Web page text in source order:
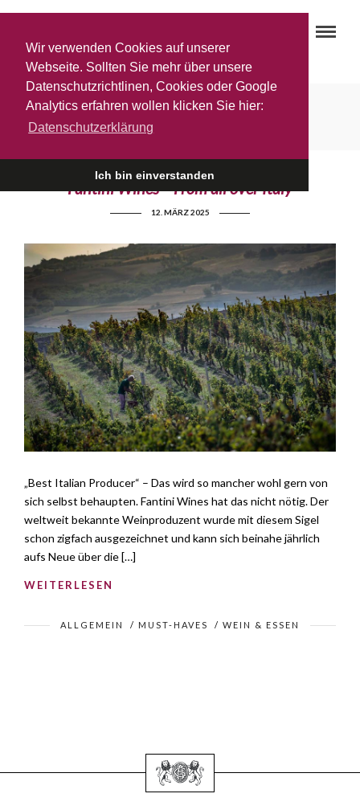
Wir verwenden Cookies auf unserer
Webseite. Sollten Sie mehr über unsere
Datenschutzrichtlinen, Cookies oder Google
Analytics erfahren wollen klicken Sie hier:
Datenschutzerklärung
Ich bin einverstanden
Fantini Group
Fantini Wines – From all over Italy
12. MÄRZ 2025
„Best Italian Producer“ – Das wird so mancher wohl gern von
sich selbst behaupten. Fantini Wines hat das nicht nötig. Der
weltweit bekannte Weinproduzent wurde mit diesem Sigel
schon zigfach ausgezeichnet und kann sich beinahe jährlich
aufs Neue über die […]
WEITERLESEN
ALLGEMEIN / MUST-HAVES / WEIN & ESSEN